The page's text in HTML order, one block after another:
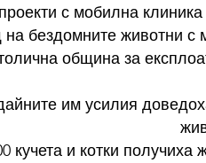
с мобилна
бездомните животни с
община за
им усилия
кучета и котки